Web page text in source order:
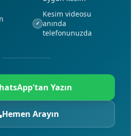
✓
Kesim videosu
anında
telefonunuzda
Yazın
Hemen Arayın